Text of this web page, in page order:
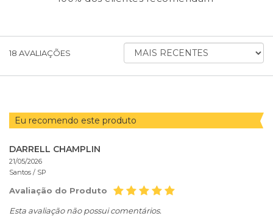
18 AVALIAÇÕES ORDENAR AVALIAÇÕES POR
Eu recomendo este produto
DARRELL CHAMPLIN
21/05/2026
Santos / SP
Avaliação do Produto
Esta avaliação não possui comentários.